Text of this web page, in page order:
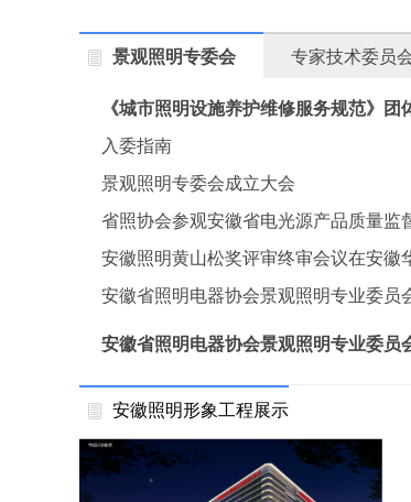
景观照明专委会 专家技术委员
《城市照明设施养护维修服务规范》
召开
入委指南
景观照明专委会成立大会
省照协会参观安徽省电光源产品质量监
安徽照明黄山松奖评审终审会议在安徽
安徽省照明电器协会景观照明专业委员
安徽省照明电器协会景观照明专业委员
安徽照明形象工程展示